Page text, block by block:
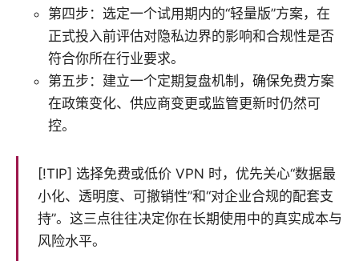
第四步：选定一个试用期内的“轻量版”方案，在
正式投入前评估对隐私边界的影响和合规性是否
符合你所在行业要求。
第五步：建立一个定期复盘机制，确保免费方案
在政策变化、供应商变更或监管更新时仍然可
控。
[!TIP] 选择免费或低价 VPN 时，优先关心“数据最
小化、透明度、可撤销性”和“对企业合规的配套支
持”。这三点往往决定你在长期使用中的真实成本与
风险水平。